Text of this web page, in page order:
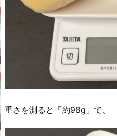
重さを測ると「約98g」で、